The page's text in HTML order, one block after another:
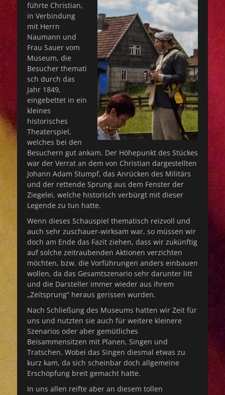
führte Christian,
in Verbindung
mit Herrn
Naumann und
Frau Sauer vom
Museum, die
Besucher themati
sch durch das
Jahr 1849,
eingebettet in ein
kleines
historisches
Theaterspiel,
welches bei den
Besuchern gut ankam. Der Höhepunkt des Stückes
war der Verrat an dem von Christian dargestellten
Johann Adam Stumpf, das Anrücken des Militärs
und der rettende Sprung aus dem Fenster der
Ziegelei, welche historisch verbürgt mit dieser
Legende zu tun hatte.
Wenn dieses Schauspiel thematisch reizvoll und
auch sehr zuschauer-wirksam war, so müssen wir
doch am Ende das Fazit ziehen, dass wir zukünftig
auf solche zeitraubenden Aktionen verzichten
möchten, bzw. die Vorführungen anders einbauen
wollen, da das Gesamtszenario sehr darunter litt
und die Darsteller immer wieder aus ihrem
„Zeitsprung“ heraus gerissen wurden.
Nach Schließung des Museums hatten wir Zeit für
uns und nutzten sie auch für weitere kleinere
Szenarios oder aber gemütliches
Beisammensitzen mit Planen, Singen und
Tratschen. Wobei das Singen diesmal etwas zu
kurz kam, da sich scheinbar doch allgemeine
Erschöpfung breit gemacht hatte.
In uns allen reifte aber an diesem tollen